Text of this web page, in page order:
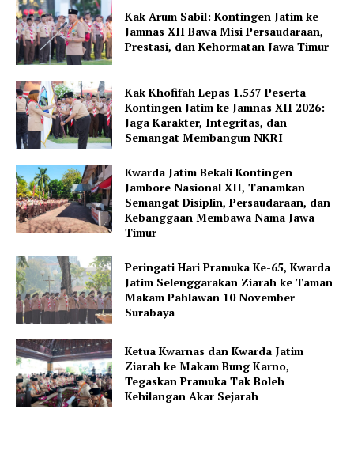
Kak Arum Sabil: Kontingen Jatim ke
Jamnas XII Bawa Misi Persaudaraan,
Prestasi, dan Kehormatan Jawa Timur
Kak Khofifah Lepas 1.537 Peserta
Kontingen Jatim ke Jamnas XII 2026:
Jaga Karakter, Integritas, dan
Semangat Membangun NKRI
Kwarda Jatim Bekali Kontingen
Jambore Nasional XII, Tanamkan
Semangat Disiplin, Persaudaraan, dan
Kebanggaan Membawa Nama Jawa
Timur
Peringati Hari Pramuka Ke-65, Kwarda
Jatim Selenggarakan Ziarah ke Taman
Makam Pahlawan 10 November
Surabaya
Ketua Kwarnas dan Kwarda Jatim
Ziarah ke Makam Bung Karno,
Tegaskan Pramuka Tak Boleh
Kehilangan Akar Sejarah